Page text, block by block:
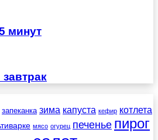
минут
запеканка зима капуста кефир котлета
мясо огурец печенье пирог